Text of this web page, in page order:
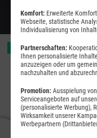
Sie sind
Loggen Sie sich in die
Angebote
In die
Komfort: Erweiterte
Webseite, statistische
Individualisierung von
Partnerschaften:
Ihnen personalisierte
anzuzeigen oder um
nachzuhalten und
Promotion:Ausspielung
Serviceangeboten auf
(personalisierte Werbung),
Wirksamkeit unserer
Werbepartnern